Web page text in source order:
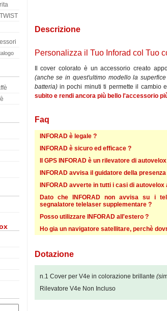
Descrizione
Personalizza il Tuo Inforad col Tuo
Il cover colorato è un accessorio creato
(anche se in quest'ultimo modello la
batteria) in pochi minuti ti permette il cambio
subito e rendi ancora più bello l'accessorio
Faq
INFORAD è legale ?
INFORAD è sicuro ed efficace ?
Il GPS INFORAD è un rilevatore di
INFORAD avvisa il guidatore della
INFORAD avverte in tutti i casi di autovelox
Dato che INFORAD non avvisa su i
segnalatore telelaser supplementare ?
Posso utilizzare INFORAD all'estero ?
Ho gia un navigatore satellitare, perchè
Dotazione
n.1 Cover per V4e in colorazione brillante
Rilevatore V4e Non Incluso